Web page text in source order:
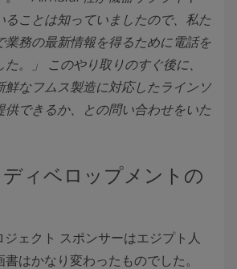
ることは知っていましたので、私た
業務の最新情報を得るために電話を
。」 このやり取りのすぐ後に、
鮮なフムス製造に対応したラインソ
供できるか、との問い合わせをいた
ィベロップメントの
ェクト スポンサーはエジプト人
はかなり変わったものでした。